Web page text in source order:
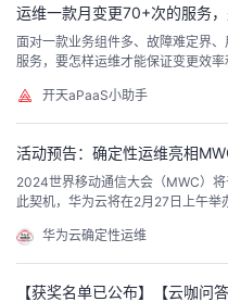
堂
我
的
课
程
我
的
认
证
我
的
实
我
的
我
的
技
术
支
我
的
云
声
运维一款月变更70+次的服务，
面对一款业务组件多、故障难定界
服务，要怎样运维才能保证变更效
现“1分钟感知，20分钟定界，30分
用性保持99.95%！
开天aPaaS小助手
活动预告：确定性运维亮相
2024世界移动通信大会（MWC）
此契机，华为云将在2月27日上午举
智能时代下的行业发展机遇，分享
增效，推动企业云上业务创新。
华为云确定性运维
【获奖名单已公布】【云咖问